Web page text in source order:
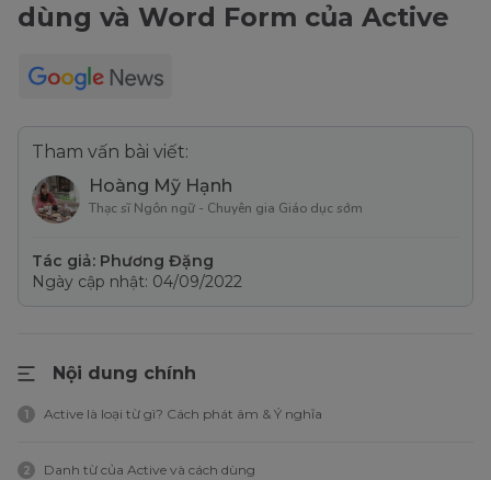
dùng và Word Form của Active
Tham vấn bài viết:
Hoàng Mỹ Hạnh
Thạc sĩ Ngôn ngữ - Chuyên gia Giáo dục sớm
Tác giả: Phương Đặng
Ngày cập nhật: 04/09/2022
Nội dung chính
1 Active là loại từ gì? Cách phát âm & Ý nghĩa
2 Danh từ của Active và cách dùng